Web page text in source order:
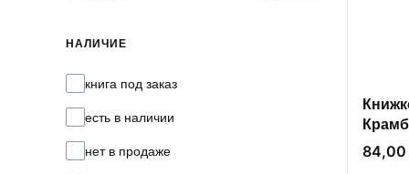
НАЛИЧИЕ
Наличие
книга под заказ
есть в наличии
нет в продаже
Крамб
Цена
84,00